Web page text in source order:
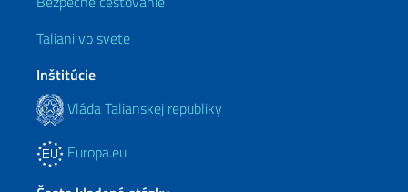
Taliani vo svete
Inštitúcie
Vláda Talianskej republiky
Europa.eu